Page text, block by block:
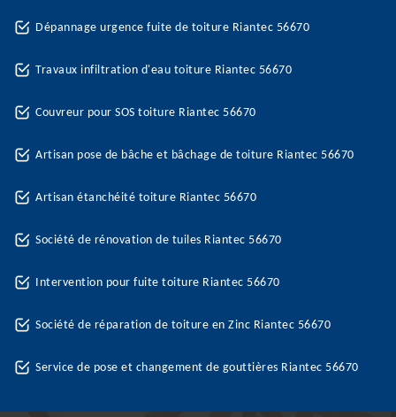
Dépannage urgence fuite de toiture Riantec 56670
Travaux infiltration d'eau toiture Riantec 56670
Couvreur pour SOS toiture Riantec 56670
Artisan pose de bâche et bâchage de toiture Riantec 56670
Artisan étanchéité toiture Riantec 56670
Société de rénovation de tuiles Riantec 56670
Intervention pour fuite toiture Riantec 56670
Société de réparation de toiture en Zinc Riantec 56670
Service de pose et changement de gouttières Riantec 56670